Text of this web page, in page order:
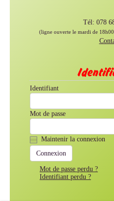
Tél: 078
(ligne ouverte le mardi de
Identifiant
Mot de passe
Maintenir la connexion
Mot de passe perdu ?
Identifiant perdu ?